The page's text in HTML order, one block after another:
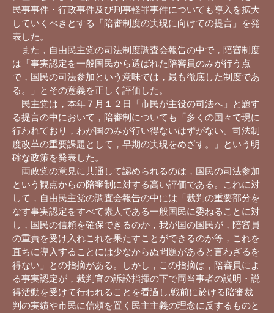
民事事件・行政事件及び刑事軽罪事件についても導入を拡大
していくべきとする「陪審制度の実現に向けての提言」を発
表した。
また，自由民主党の司法制度調査会報告の中で，陪審制度
は「事実認定を一般国民から選ばれた陪審員のみが行う点
で，国民の司法参加という意味では，最も徹底した制度であ
る。」とその意義を正しく評価した。
民主党は，本年７月１２日「市民が主役の司法へ」と題す
る提言の中において，陪審制についても「多くの国々で現に
行われており，わが国のみが行い得ないはずがない。司法制
度改革の重要課題として，早期の実現をめざす。」という明
確な政策を発表した。
両政党の意見に共通して認められるのは，国民の司法参加
という観点からの陪審制に対する高い評価である。これに対
して，自由民主党の調査会報告の中には「裁判の重要部分を
なす事実認定をすべて素人である一般国民に委ねることに対
し，国民の信頼を確保できるのか，我が国の国民が，陪審員
の重責を受け入れこれを果たすことができるのか等，これを
直ちに導入することには少なからぬ問題があると言わざるを
得ない」との指摘がある。しかし，この指摘は，陪審員によ
る事実認定が，裁判官の訴訟指揮の下で両当事者の説明・説
得活動を受けて行われることを看過し,戦前に於ける陪審裁
判の実績や市民に信頼を置く民主主義の理念に反するものと